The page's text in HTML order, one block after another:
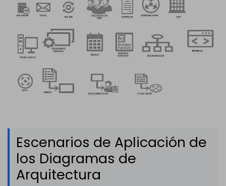
Escenarios de Aplicación de
los Diagramas de
Arquitectura